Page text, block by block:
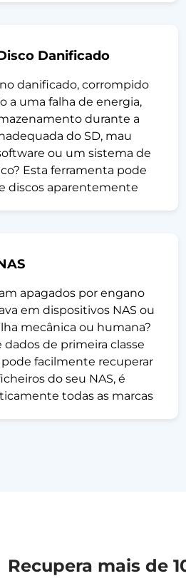
Danificado
danificado, corrompido
a uma falha de energia,
durante a
do SD, mau
ou um sistema de
Esta ferramenta pode
discos aparentemente
apagados por engano
em dispositivos NAS ou
mecânica ou humana?
dados de primeira classe
pode facilmente recuperar
do seu NAS, é
todas as marcas
Recupera mais de